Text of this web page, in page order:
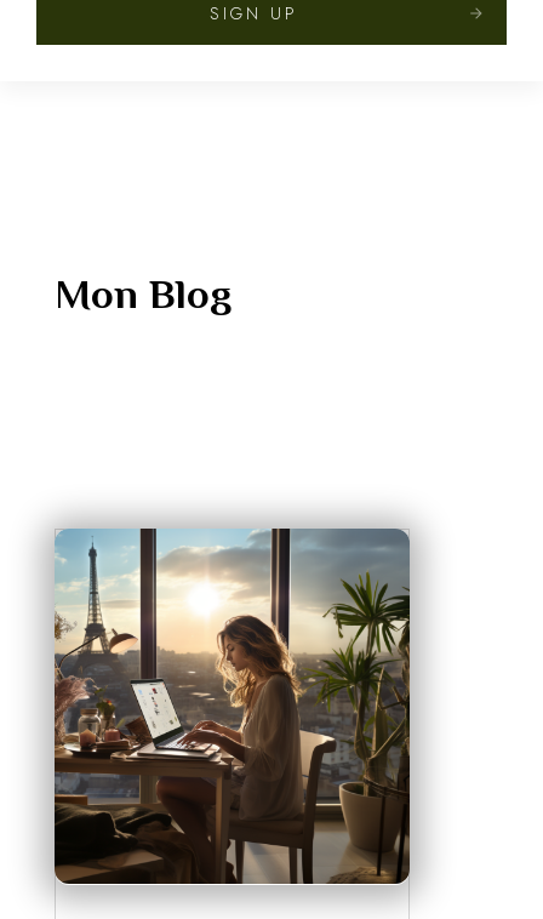
Mon Blog
SIGN UP